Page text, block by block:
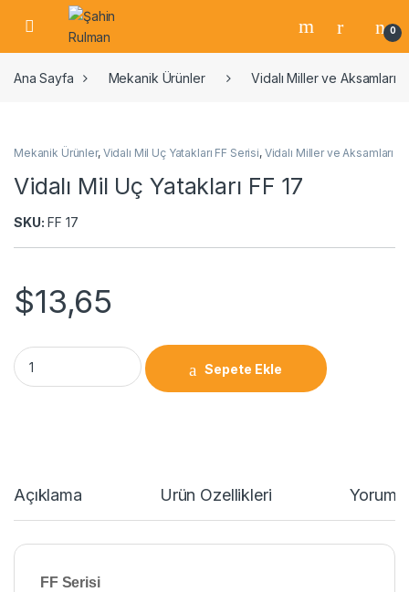
0
Ana Sayfa Mekanik Ürünler Vidalı Miller ve Aksamları
Mekanik Ürünler, Vidalı Mil Uç Yatakları FF Serisi, Vidalı Miller ve Aksamları
Vidalı Mil Uç Yatakları FF 17
SKU: FF 17
$13,65
Sepete Ekle
Açıklama Ürün Özellikleri
FFSerisi